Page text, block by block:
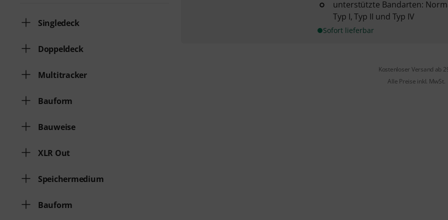
Singledeck
Doppeldeck
Multitracker
Bauform
Bauweise
XLR Out
Speichermedium
Bauform
unterstützte Bandarten:
Typ I, Typ II und Typ IV
Sofort lieferbar
Kostenloser Versand ab
Alle Preise inkl. MwSt.